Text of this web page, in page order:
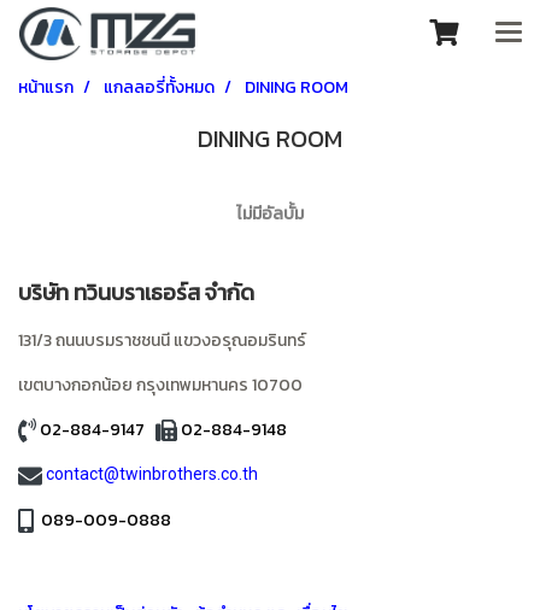
หน้าแรก แกลลอรี่ทั้งหมด DINING ROOM
DINING ROOM
ไม่มีอัลบั้ม
บริษัท ทวินบราเธอร์ส จำกัด
131/3 ถนนบรมราชชนนี แขวงอรุณอมรินทร์
เขตบางกอกน้อยกรุงเทพมหานคร10700
02-884-9147
02-884-9148
contact@twinbrothers.co.th
089-009-0888